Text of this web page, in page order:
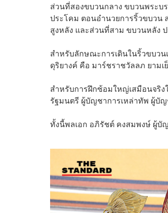
ส่วนที่สองขบวนกลาง ขบวนพระบ
ประโคม ตอนอำนวยการริ้วขบวน
สูงหลัง และส่วนที่สาม ขบวนหลัง
สำหรับลักษณะการเดินในริ้วขบวน
ดุริยางค์ คือ มาร์ชราชวัลลภ ยาม
สำหรับการฝึกซ้อมใหญ่เสมือนจริ
รัฐมนตรี ผู้บัญชาการเหล่าทัพ ผู้บั
ทั้งนี้พลเอก อภิรัชต์ คงสมพงษ์ ผู้บั